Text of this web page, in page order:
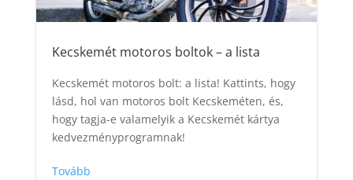
Kecskemét motoros boltok – a lista
Kecskemét motoros bolt: a lista! Kattints, hogy
lásd, hol van motoros bolt Kecskeméten, és,
hogy tagja-e valamelyik a Kecskemét kártya
kedvezményprogramnak!
Tovább